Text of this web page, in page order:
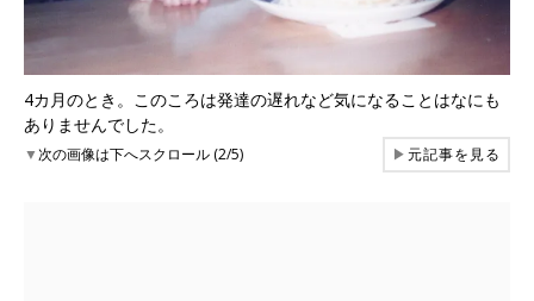
4カ月のとき。このころは発達の遅れなど気になることはなにも
ありませんでした。
▼次の画像は下へスクロール (2/5) ▶元記事を見る